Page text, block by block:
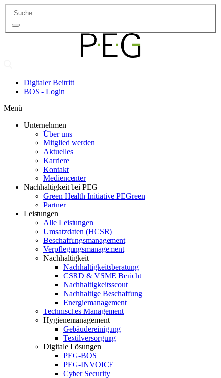
Digitaler Beitritt
BOS - Login
Menü
Unternehmen
Über uns
Mitglied werden
Aktuelles
Karriere
Kontakt
Mediencenter
Nachhaltigkeit bei PEG
Green Health Initiative PEGreen
Partner
Leistungen
Alle Leistungen
Umsatzdaten (HCSR)
Beschaffungsmanagement
Verpflegungsmanagement
Nachhaltigkeit
Nachhaltigkeitsberatung
CSRD & VSME Bericht
Nachhaltigkeitsscout
Nachhaltige Beschaffung
Energiemanagement
Technisches Management
Hygienemanagement
Gebäudereinigung
Textilversorgung
Digitale Lösungen
PEG-BOS
PEG-INVOICE
Cyber Security